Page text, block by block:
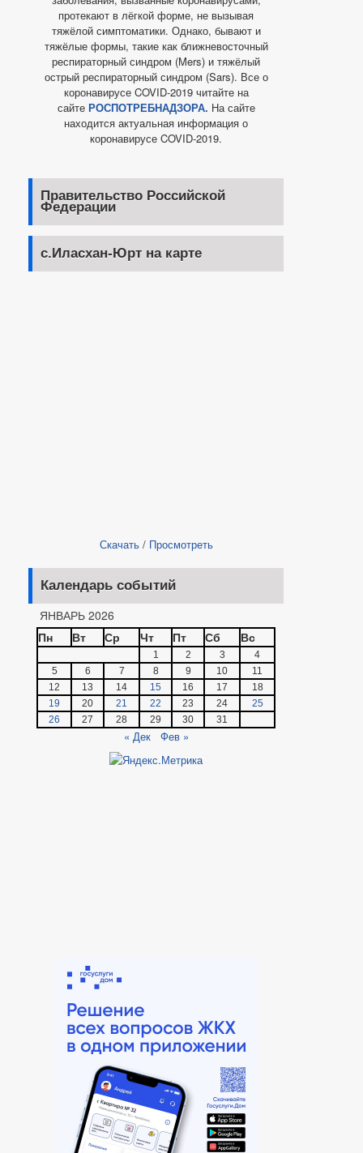
протекают в лёгкой форме, не вызывая
тяжёлой симптоматики. Однако, бывают и
тяжёлые формы, такие как ближневосточный
респираторный синдром (Mers) и тяжёлый
острый респираторный синдром (Sars). Все о
коронавирусе COVID-2019 читайте на
сайте РОСПОТРЕБНАДЗОРА. На сайте
находится актуальная информация о
коронавирусе COVID-2019.
Правительство Российской
Федерации
с.Иласхан-Юрт на карте
Скачать/ Просмотреть
Календарь событий
ЯНВАРЬ 2026
Пн
Вт Ср Чт Пт Сб Вс
1 2 3
4
5
6 7 8 9 10
11
12
13 14 15 16 17
18
19
20 21 22 23 24
25
26
27 28 29 30 31
« Дек Фев »